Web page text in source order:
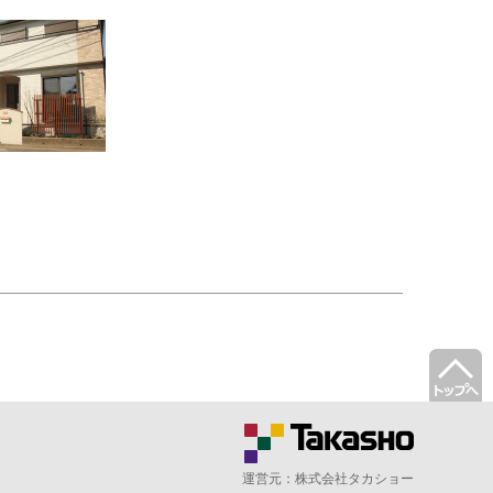
運営元： 株式会社タカショー